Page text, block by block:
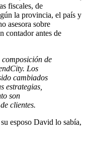
fiscales, de
la provincia, el país y
asesora sobre
contador antes de
composición de
Los
cambiados
estrategias,
son
clientes.
esposo David lo sabía,